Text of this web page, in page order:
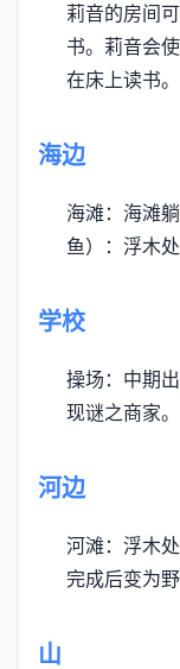
莉音的房间
书。 莉音会使
在床上读书。
海边
海滩：海滩
鱼）：浮木
学校
操场：中期出
现谜之商家。
河边
河滩：浮木
完成后变为野
山